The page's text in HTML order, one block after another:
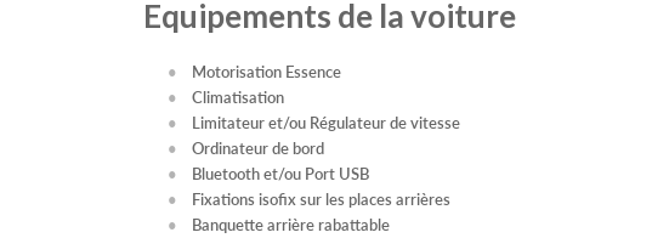
Equipements de la voiture
Motorisation Essence
Climatisation
Limitateur et/ou Régulateur de vitesse
Ordinateur de bord
Bluetooth et/ou Port USB
Fixations isofix sur les places arrières
Banquette arrière rabattable